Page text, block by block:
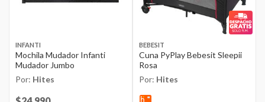
INFANTI
Mochila Mudador Infanti
Mudador Jumbo
Por: Hites
BEBESIT
Cuna PyPlay Bebesit Sleepii
Rosa
Por: Hites